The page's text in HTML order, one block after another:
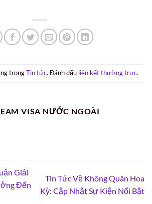
trongTin tức. Đánh dấu liên kết thường trực.
VISA NƯỚC NGOÀI
Giải
Đến
Tin Tức Về Không Quân Hoa
Kỳ: Cập Nhật Sự Kiện Nổi Bật